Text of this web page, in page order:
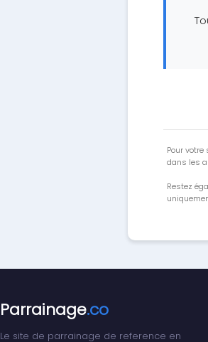
Pour
dans les
Restez
Parrainage.co
Le site de parrainage de reference en